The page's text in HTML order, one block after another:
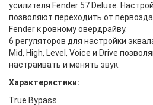
усилителя Fender 57 Deluxe.
позволяют переходить от
Fender к ровному овердрайву.
6 регуляторов для настройки
Mid, High, Level, Voice и Drive
настраивать и менять звук.
Характеристики:
True Bypass